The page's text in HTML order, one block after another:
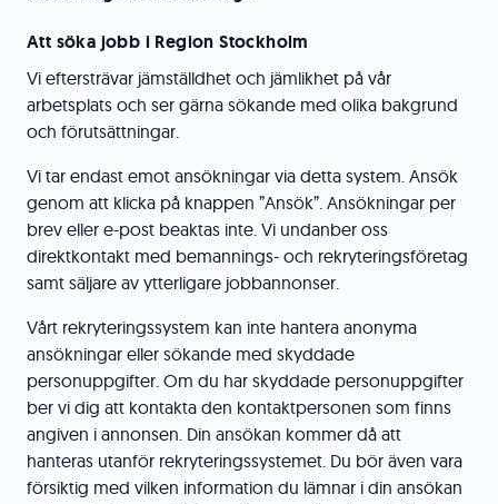
Att söka jobb i Region Stockholm
Vi eftersträvar jämställdhet och jämlikhet på vår
arbetsplats och ser gärna sökande med olika bakgrund
och förutsättningar.
Vi tar endast emot ansökningar via detta system. Ansök
genom att klicka på knappen ”Ansök”. Ansökningar per
brev eller e-post beaktas inte. Vi undanber oss
direktkontakt med bemannings- och rekryteringsföretag
samt säljare av ytterligare jobbannonser.
Vårt rekryteringssystem kan inte hantera anonyma
ansökningar eller sökande med skyddade
personuppgifter. Om du har skyddade personuppgifter
ber vi dig att kontakta den kontaktpersonen som finns
angiven i annonsen. Din ansökan kommer då att
hanteras utanför rekryteringssystemet. Du bör även vara
försiktig med vilken information du lämnar i din ansökan